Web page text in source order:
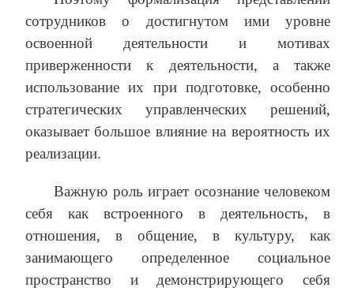
сотрудников о достигнутом ими уровне
освоенной деятельности и мотивах
приверженности к деятельности, а также
использование их при подготовке, особенно
стратегических управленческих решений,
оказывает большое влияние на вероятность их
реализации.
Важную роль играет осознание человеком
себя как встроенного в деятельность, в
отношения, в общение, в культуру, как
занимающего определенное социальное
пространство и демонстрирующего себя